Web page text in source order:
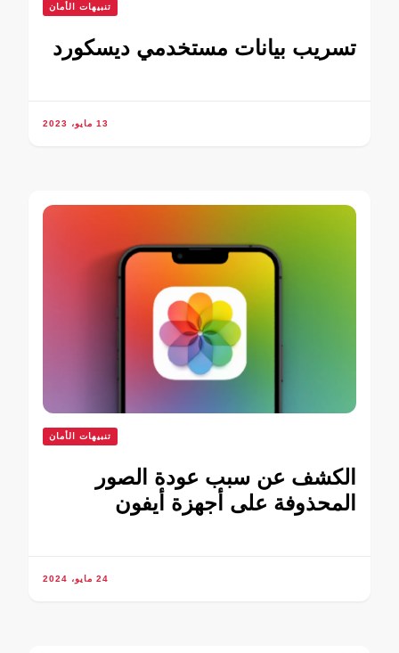
تنبيهات الأمان
تسريب بيانات مستخدمي ديسكورد
13 مايو، 2023
تنبيهات الأمان
الكشف عن سبب عودة الصور
المحذوفة على أجهزة أيفون
24 مايو، 2024